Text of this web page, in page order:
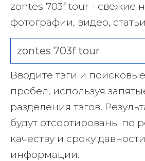
zontes 703f tour - свежие
фотографии, видео,
Вводите тэги и
пробел, используя
разделения тэгов.
будут отсортированы по
качеству и сроку
информации.